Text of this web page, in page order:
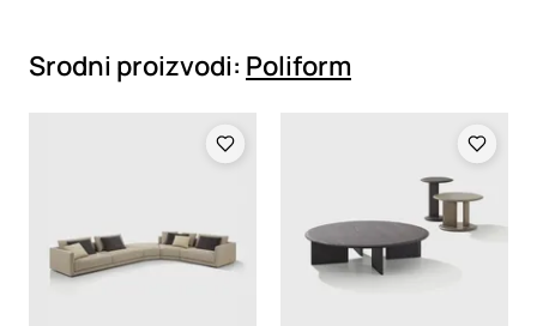
Srodni proizvodi: Poliform